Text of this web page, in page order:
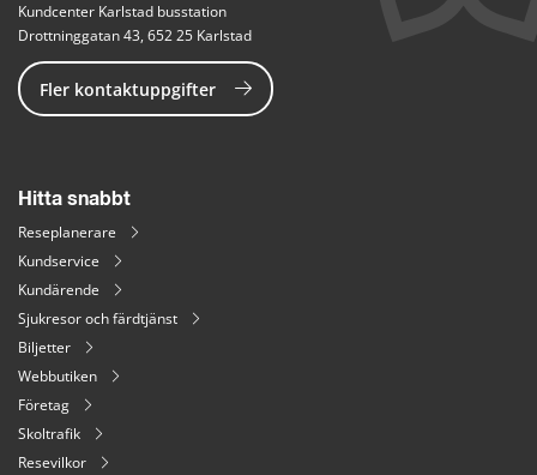
Kundcenter Karlstad busstation
Drottninggatan 43, 652 25 Karlstad
Fler kontaktuppgifter
Hitta snabbt
Reseplanerare
Kundservice
Kundärende
Sjukresor och färdtjänst
Biljetter
Webbutiken
Företag
Skoltrafik
Resevilkor